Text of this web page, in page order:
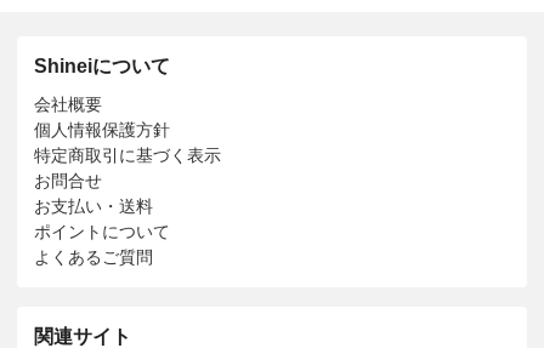
Shineiについて
会社概要
個人情報保護方針
特定商取引に基づく表示
お問合せ
お支払い・送料
ポイントについて
よくあるご質問
関連サイト